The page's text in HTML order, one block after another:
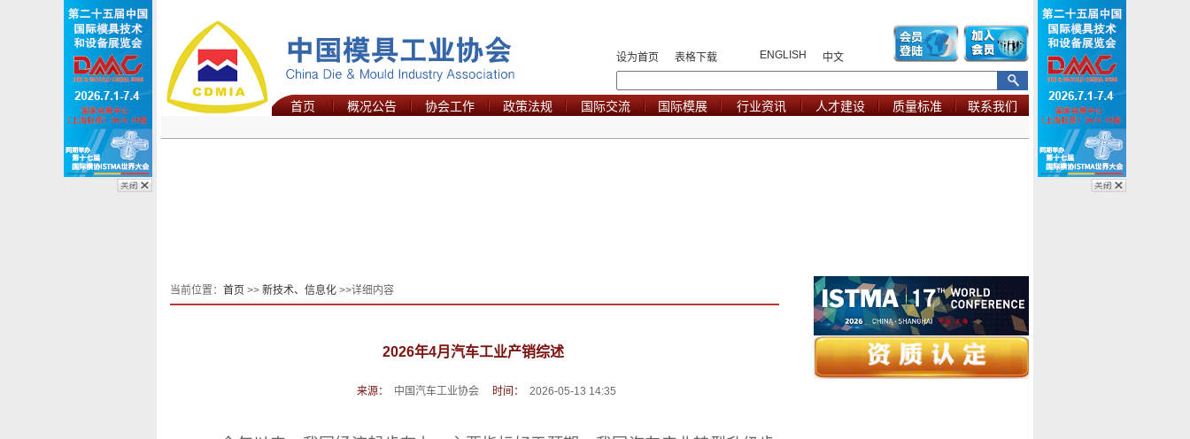
设为首页 表格下载 ENGLISH 中文
首页 概况公告 协会工作 政策法规 国际交流 国际模展 行业资讯 人才建设 质量标准 联系我们
当前位置： 首页 >> 新技术、信息化 >>详细内容
2026年4月汽车工业产销综述
来源： 中国汽车工业协会 时间： 2026-05-13 14:35